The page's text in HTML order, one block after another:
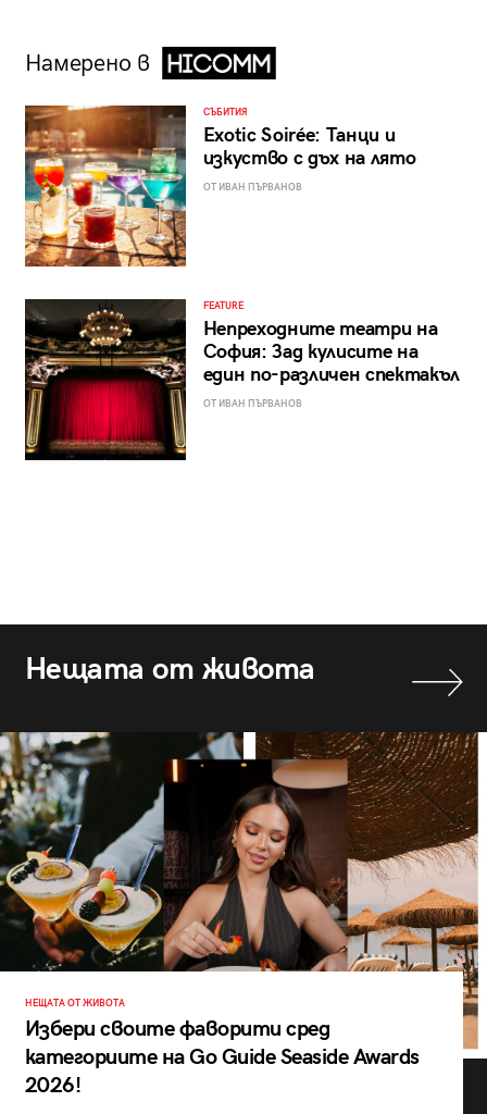
Намерено в
СЪБИТИЯ
Exotic Soirée: Танци и
изкуство с дъх на лято
ОТ ИВАН ПЪРВАНОВ
FEATURE
Непреходните театри на
София: Зад кулисите на
един по-различен спектакъл
ОТ ИВАН ПЪРВАНОВ
Нещата от живота
НЕЩАТА ОТ ЖИВОТА
Избери своите фаворити сред
категориите на Go Guide Seaside Awards
2026!